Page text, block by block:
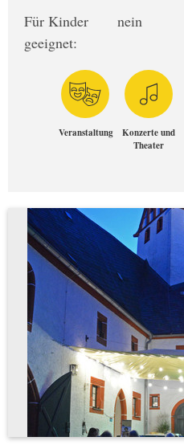
Für Kinder
geeignet:
nein
Veranstaltung
Konzerte und
Theater